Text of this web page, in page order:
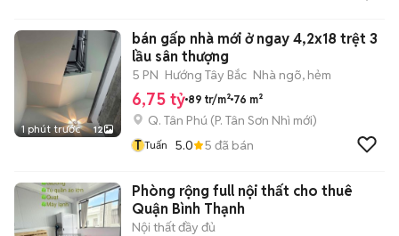
1 phút trước 12
bán gấp nhà mới ở ngay 4,2x18 trệt 3
lầu sân thượng
5 PN Hướng Tây Bắc Nhà ngõ, hẻm
6,75 tỷ 89 tr/m² 76 m²
Q. Tân Phú (P. Tân Sơn Nhì mới)
T Tuấn 5.0 5 đã bán
Phòng rộng full nội thất cho thuê
Quận Bình Thạnh
Nội thất đầy đủ